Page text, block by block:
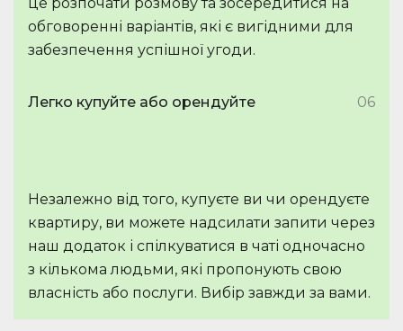
обговоренні варіантів, які є вигідними для
забезпечення успішної угоди.
Легко купуйте або орендуйте 06
Незалежно від того, купуєте ви чи орендуєте
квартиру, ви можете надсилати запити через
наш додаток і спілкуватися в чаті одночасно
з кількома людьми, які пропонують свою
власність або послуги. Вибір завжди за вами.